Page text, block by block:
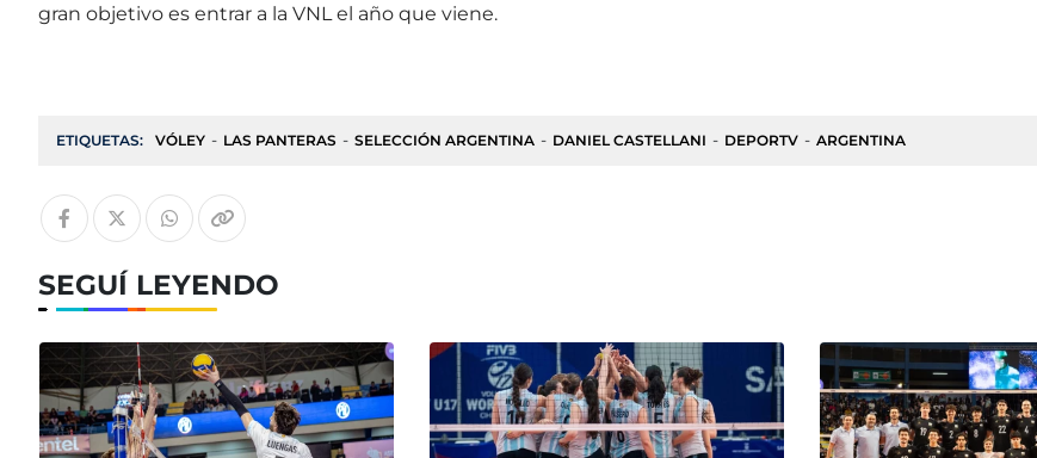
gran objetivo es entrar a la VNL el año que viene.
ETIQUETAS: VÓLEY LAS PANTERAS SELECCIÓN ARGENTINA DANIEL CASTELLANI DEPORTV ARGENTINA
SEGUÍ LEYENDO